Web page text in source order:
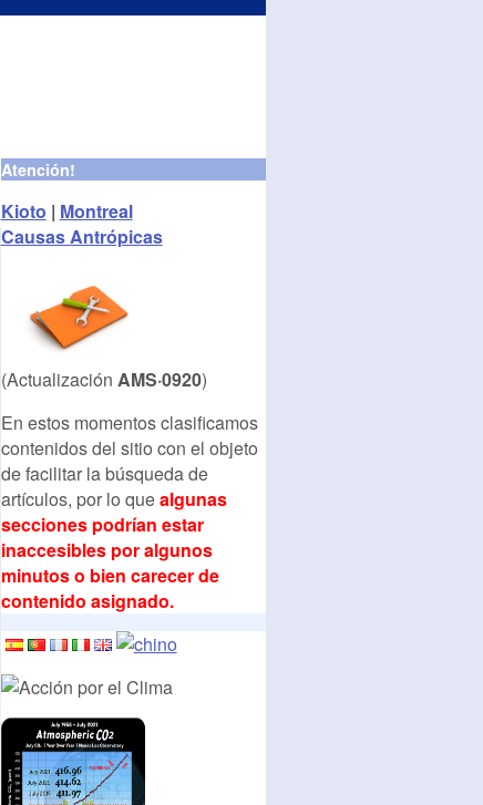
Atención!
Kioto | Montreal
Causas Antrópicas
(Actualización AMS·0920)
En estos momentos clasificamos
contenidos del sitio con el objeto
de facilitar la búsqueda de
artículos, por lo quealgunas
secciones podrían estar
inaccesibles por algunos
minutos o bien carecer de
contenido asignado.